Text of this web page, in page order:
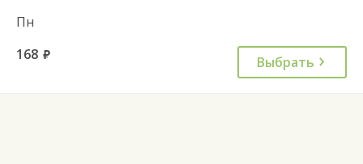
Пн
168 руб. Выбрать